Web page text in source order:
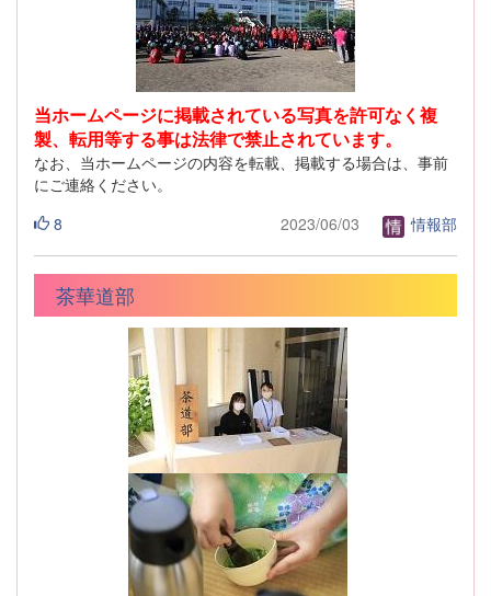
当ホームページに掲載されている写真を許可なく複
製、転用等する事は法律で禁止されています。
なお、当ホームページの内容を転載、掲載する場合は、事前
にご連絡ください。
8
2023/06/03 情報部
茶華道部